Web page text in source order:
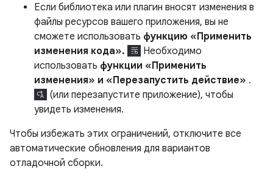
Если библиотека или плагин вносят изменения в
файлы ресурсов вашего приложения, вы не
сможете использовать функцию «Применить
изменения кода».
Необходимо
использовать функции «Применить
изменения» и «Перезапустить действие» .
(или перезапустите приложение), чтобы
увидеть изменения.
Чтобы избежать этих ограничений, отключите все
автоматические обновления для вариантов
отладочной сборки.